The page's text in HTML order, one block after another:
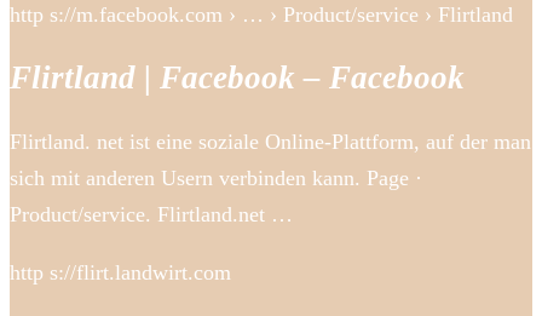
http s://m.facebook.com › … › Product/service › Flirtland
Flirtland | Facebook – Facebook
Flirtland. net ist eine soziale Online-Plattform, auf der man
sich mit anderen Usern verbinden kann. Page ·
Product/service. Flirtland.net …
http s://flirt.landwirt.com